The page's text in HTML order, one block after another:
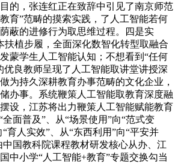
的，张连红正在致辞中引见了南京师范
育”范畴的摸索实践，了人工智能若何
蔽的进修行为取思维过程。四是实
扶植步履，全面深化数智化转型取融合
蒙学生人工智能认知；不想看到“任何
优良教师呈现了人工智能取讲堂讲授深
为持久深耕教育办事范畴的文化企业，
办事。系统鞭策人工智能取教育深度融
设，江苏将出力鞭策人工智能赋能教育
全面普及”、从“场景使用”向“范式变
育人实效”、从“东西利用”向“平安并
中国教科院课程教材研发核心从办、江
中小学“人工智能+教育”专题交换勾当